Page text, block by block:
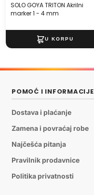
SOLO GOYA TRITON Akrilni
marker 1 - 4 mm
POMOĆ I INFORMACIJE
Dostava i plaćanje
Zamena i povraćaj robe
Najčešća pitanja
Pravilnik prodavnice
Politika privatnosti